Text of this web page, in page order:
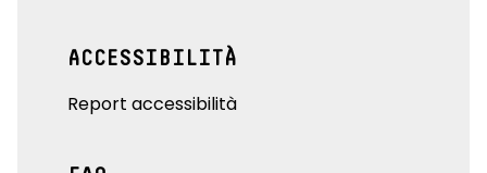
ACCESSIBILITÀ
Report accessibilità